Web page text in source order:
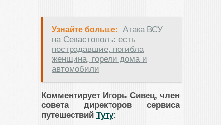
Узнайте больше:
Атака ВСУ
на Севастополь: есть
пострадавшие, погибла
женщина, горели дома и
автомобили
Комментирует Игорь Сивец, член
совета директоров сервиса
путешествий Туту: